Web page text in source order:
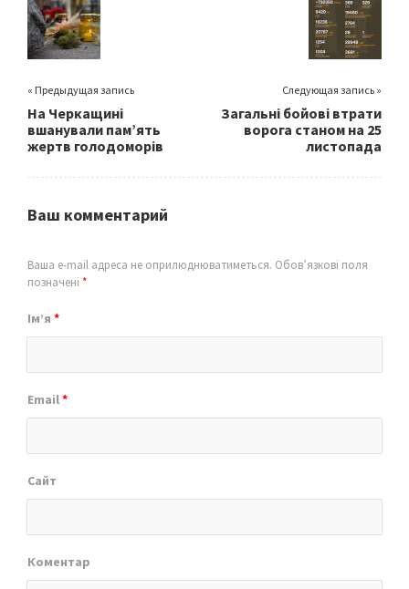
o
k
« Предыдущая запись
На Черкащині
вшанували пам’ять
жертв голодоморів
Следующая запись »
Загальні бойові втрати
ворога станом на 25
листопада
Ваш комментарий
Ваша e-mail адреса не оприлюднюватиметься. Обов’язкові поля
позначені *
Ім’я *
Email*
Сайт
Коментар